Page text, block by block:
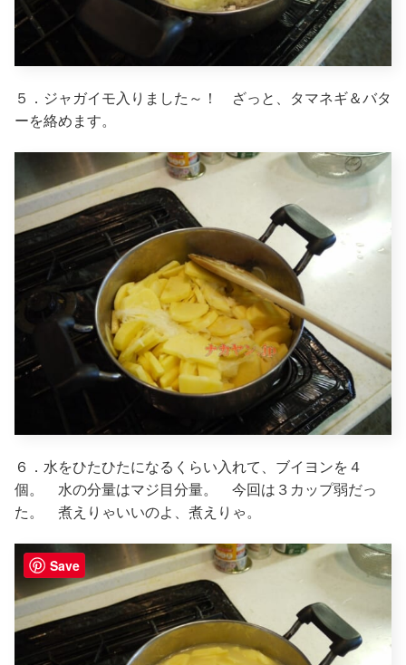
５．ジャガイモ入りました～！ ざっと、タマネギ＆バタ
ーを絡めます。
６．水をひたひたになるくらい入れて、ブイヨンを４
個。 水の分量はマジ目分量。 今回は３カップ弱だっ
た。 煮えりゃいいのよ、煮えりゃ。
Save